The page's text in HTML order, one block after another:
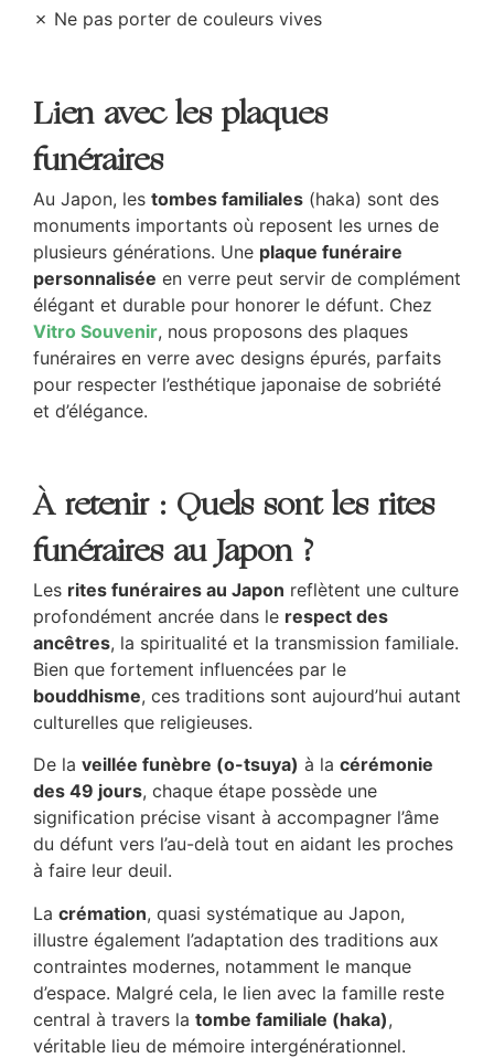
✗ Ne pas porter de couleurs vives
Lien avec les plaques
funéraires
Au Japon, les tombes familiales (haka) sont des
monuments importants où reposent les urnes de
plusieurs générations. Une plaque funéraire
personnalisée en verre peut servir de complément
élégant et durable pour honorer le défunt. Chez
Vitro Souvenir, nous proposons des plaques
funéraires en verre avec designs épurés, parfaits
pour respecter l’esthétique japonaise de sobriété
et d’élégance.
À retenir : Quels sont les rites
funéraires au Japon ?
Les rites funéraires au Japon reflètent une culture
profondément ancrée dans le respect des
ancêtres, la spiritualité et la transmission familiale.
Bien que fortement influencées par le
bouddhisme, ces traditions sont aujourd’hui autant
culturelles que religieuses.
De la veillée funèbre (o-tsuya) à la cérémonie
des 49 jours, chaque étape possède une
signification précise visant à accompagner l’âme
du défunt vers l’au-delà tout en aidant les proches
à faire leur deuil.
La crémation, quasi systématique au Japon,
illustre également l’adaptation des traditions aux
contraintes modernes, notamment le manque
d’espace. Malgré cela, le lien avec la famille reste
central à travers la tombe familiale (haka),
véritable lieu de mémoire intergénérationnel.